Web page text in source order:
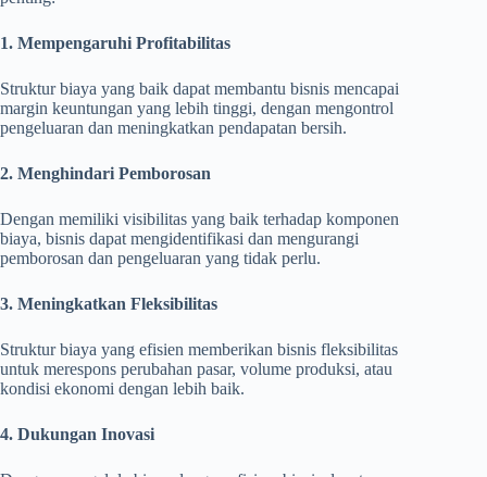
1. Mempengaruhi Profitabilitas
Struktur biaya yang baik dapat membantu bisnis mencapai
margin keuntungan yang lebih tinggi, dengan mengontrol
pengeluaran dan meningkatkan pendapatan bersih.
2. Menghindari Pemborosan
Dengan memiliki visibilitas yang baik terhadap komponen
biaya, bisnis dapat mengidentifikasi dan mengurangi
pemborosan dan pengeluaran yang tidak perlu.
3. Meningkatkan Fleksibilitas
Struktur biaya yang efisien memberikan bisnis fleksibilitas
untuk merespons perubahan pasar, volume produksi, atau
kondisi ekonomi dengan lebih baik.
4. Dukungan Inovasi